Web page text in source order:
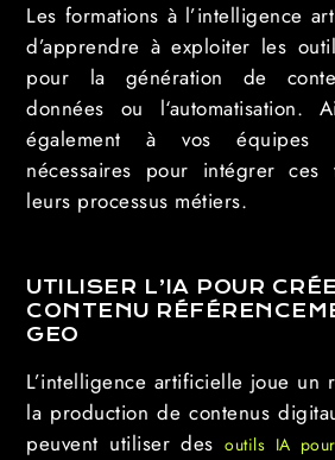
Les formations à l’intelligence
d’apprendre à exploiter les
pour la génération de
données ou l‘automatisation.
également à vos équipes
nécessaires pour intégrer ces
leurs processus métiers.
UTILISER L’IA POUR
CONTENU
GEO
L’intelligence artificielle joue un
la production de contenus
peuvent utiliser desoutils IA